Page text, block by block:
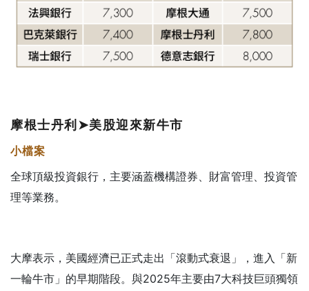
摩根士丹利 ➤美股迎來新牛市
小檔案
全球頂級投資銀行，主要涵蓋機構證券、財富管理、投資管
理等業務。
大摩表示，美國經濟已正式走出「滾動式衰退」，進入「新
一輪牛市」的早期階段。與2025年主要由7大科技巨頭獨領